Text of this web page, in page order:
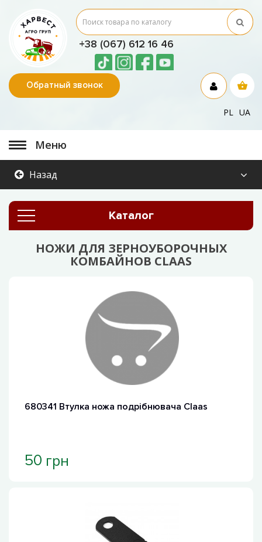
+38 (067) 612 16 46
Обратный звонок
PL UA
Меню
Назад
Каталог
НОЖИ ДЛЯ ЗЕРНОУБОРОЧНЫХ
КОМБАЙНОВ CLAAS
680341 Втулка ножа подрібнювача Claas
50 грн